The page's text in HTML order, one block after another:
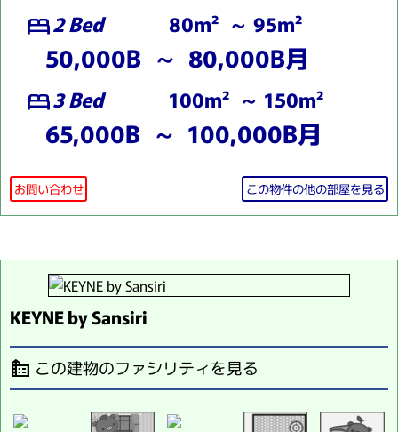
bed2 Bed 80m² ～ 95m²
50,000B ～ 80,000B月
bed3 Bed 100m² ～ 150m²
65,000B ～ 100,000B月
お問い合わせ この物件の他の部屋を見る
KEYNE by Sansiri
source_environment この建物のファシリティを見る